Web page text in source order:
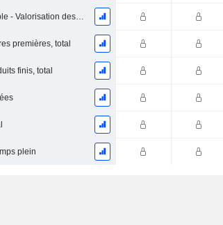
Code comptable - Valorisation des stocks
premières, total
finis, total
plein